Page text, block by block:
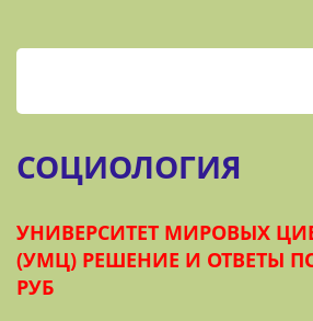
СОЦИОЛОГИЯ
УНИВЕРСИТЕТ МИРОВЫХ
(УМЦ) РЕШЕНИЕ И ОТВЕТЫ ПО
РУБ